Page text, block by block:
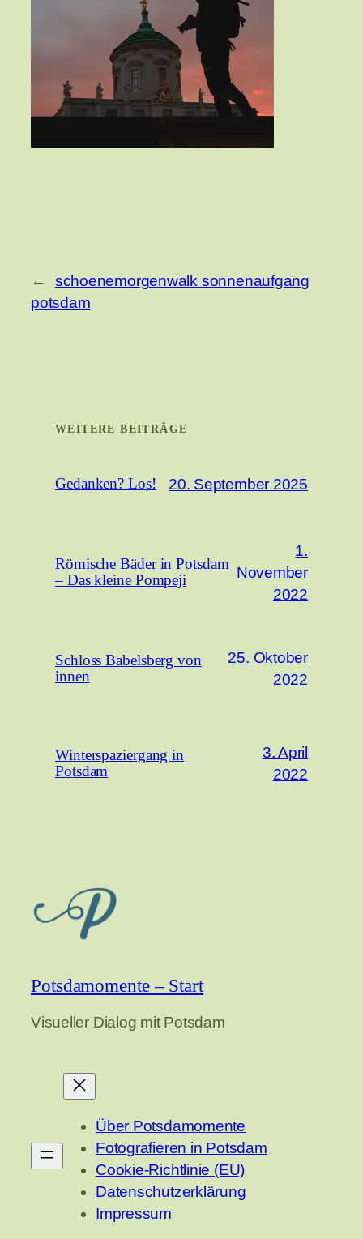
←
schoenemorgenwalk sonnenaufgang
potsdam
WEITERE BEITRÄGE
Gedanken? Los! 20. September 2025
Römische Bäder in Potsdam
– Das kleine Pompeji
1.
November
2022
Schloss Babelsberg von
innen
25. Oktober
2022
Winterspaziergang in
Potsdam
3. April
2022
Potsdamomente – Start
Visueller Dialog mit Potsdam
Über Potsdamomente
Fotografieren in Potsdam
Cookie-Richtlinie (EU)
Datenschutzerklärung
Impressum